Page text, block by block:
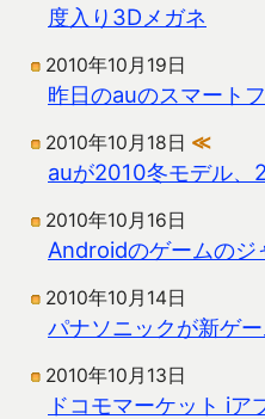
度入り3Dメガネ
2010年10月19日
昨日のauのスマート
2010年10月18日 ≪
auが2010冬モデル、
2010年10月16日
Androidのゲームのジ
2010年10月14日
パナソニックが新ゲー
2010年10月13日
ドコモマーケット iア